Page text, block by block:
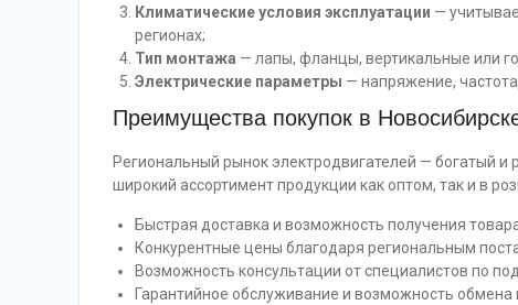
Климатические условия эксплуатации —
регионах;
Тип монтажа — лапы, фланцы, вертикальные или
Электрические параметры — напряжение,
Преимущества покупок в
Региональный рынок электродвигателей — богатый и
широкий ассортимент продукции как оптом, так и в
Быстрая доставка и возможность получения
Конкурентные цены благодаря региональным
Возможность консультации от специалистов по
Гарантийное обслуживание и возможность обмена